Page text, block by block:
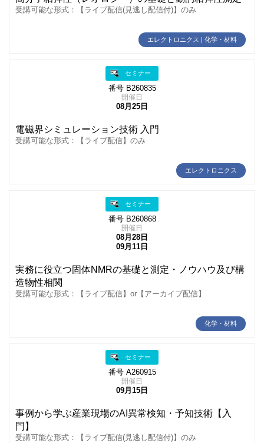
受講可能な形式：【ライブ配信(見逃し配信付)】のみ
エレクトロニクス | 化学・材料
セミナー
番号 B260835
開催日
08月25日
電磁界シミュレーション技術 入門
受講可能な形式：【ライブ配信】のみ
エレクトロニクス
セミナー
番号 B260868
開催日
08月28日
09月11日
実務に役立つ固体NMRの基礎と測定・ノウハウ及び構
造物性相関
受講可能な形式：【ライブ配信】or【アーカイブ配信】
化学・材料
セミナー
番号 A260915
開催日
09月15日
事例から学ぶ産業現場のAI異常検知・予知技術【入
門】
受講可能な形式：【ライブ配信(見逃し配信付)】のみ